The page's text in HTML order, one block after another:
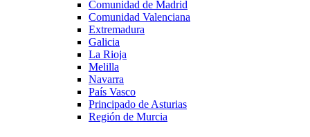
Comunidad de Madrid
Comunidad Valenciana
Extremadura
Galicia
La Rioja
Melilla
Navarra
País Vasco
Principado de Asturias
Región de Murcia